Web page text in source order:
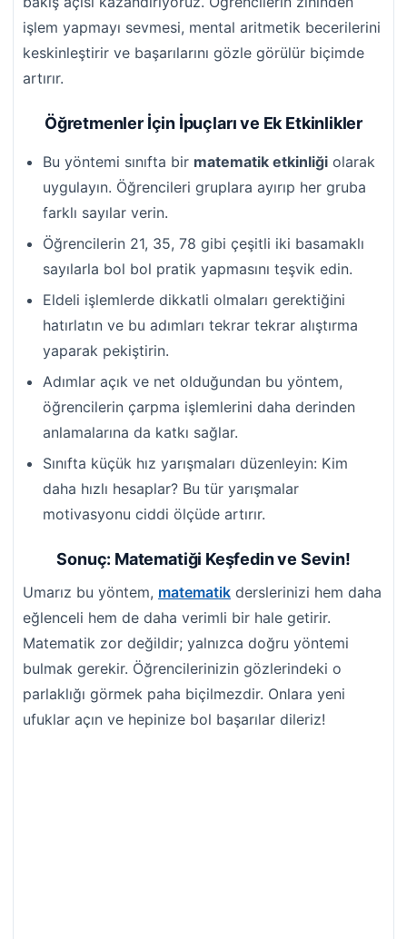
işlem yapmayı sevmesi, mental aritmetik becerilerini
keskinleştirir ve başarılarını gözle görülür biçimde
artırır.
Öğretmenler İçin İpuçları ve Ek Etkinlikler
Bu yöntemi sınıfta bir matematik etkinliği olarak
uygulayın. Öğrencileri gruplara ayırıp her gruba
farklı sayılar verin.
Öğrencilerin 21, 35, 78 gibi çeşitli iki basamaklı
sayılarla bol bol pratik yapmasını teşvik edin.
Eldeli işlemlerde dikkatli olmaları gerektiğini
hatırlatın ve bu adımları tekrar tekrar alıştırma
yaparak pekiştirin.
Adımlar açık ve net olduğundan bu yöntem,
öğrencilerin çarpma işlemlerini daha derinden
anlamalarına da katkı sağlar.
Sınıfta küçük hız yarışmaları düzenleyin: Kim
daha hızlı hesaplar? Bu tür yarışmalar
motivasyonu ciddi ölçüde artırır.
Sonuç: Matematiği Keşfedin ve Sevin!
Umarız bu yöntem, matematik derslerinizi hem daha
eğlenceli hem de daha verimli bir hale getirir.
Matematik zor değildir; yalnızca doğru yöntemi
bulmak gerekir. Öğrencilerinizin gözlerindeki o
parlaklığı görmek paha biçilmezdir. Onlara yeni
ufuklar açın ve hepinize bol başarılar dileriz!